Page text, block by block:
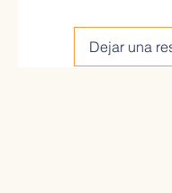
Dejar una